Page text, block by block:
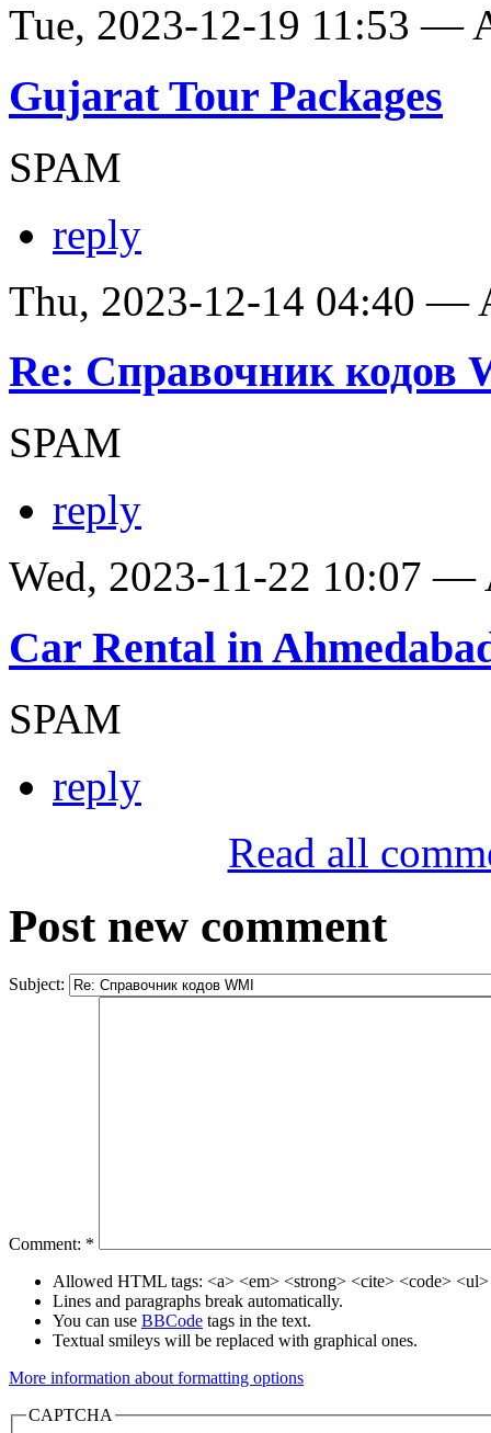
Tue, 2023-12-19 11:53 —
Gujarat Tour Packages
SPAM
reply
Thu, 2023-12-14 04:40 —
Re: Справочник кодов
SPAM
reply
Wed, 2023-11-22 10:07 —
Car Rental in
SPAM
reply
Read all
Post new comment
Subject:
Comment: *
Allowed HTML tags: <a> <em> <strong> <cite> <code>
Lines and paragraphs break automatically.
You can use BBCode tags in the text.
Textual smileys will be replaced with graphical ones.
More information about formatting options
CAPTCHA